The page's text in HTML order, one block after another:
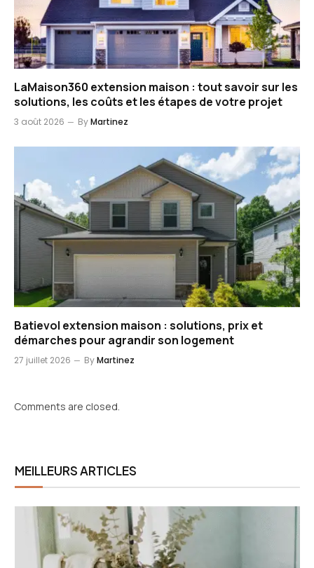
LaMaison360 extension maison : tout savoir sur les
solutions, les coûts et les étapes de votre projet
3 août 2026 ByMartinez
Batievol extension maison : solutions, prix et
démarches pour agrandir son logement
27 juillet 2026 ByMartinez
Comments are closed.
MEILLEURS ARTICLES